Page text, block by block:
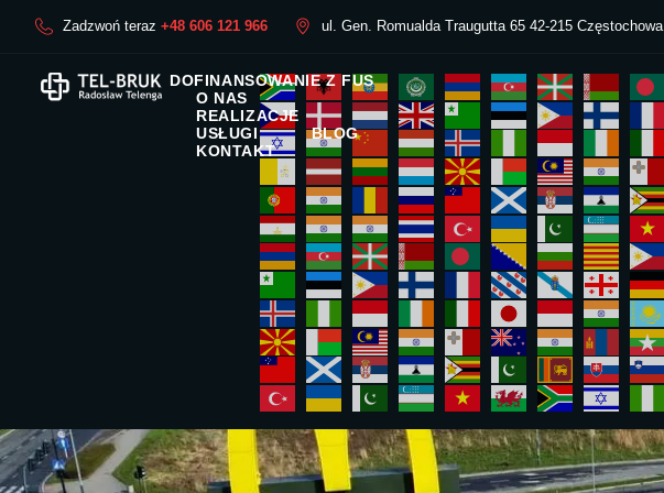
Zadzwoń teraz +48 606 121 966 ul. Gen. Romualda Traugutta 65 42-215 Częstochowa
DOFINANSOWANIE Z FUS
O NAS
REALIZACJE
USŁUGI
BLOG
KONTAKT